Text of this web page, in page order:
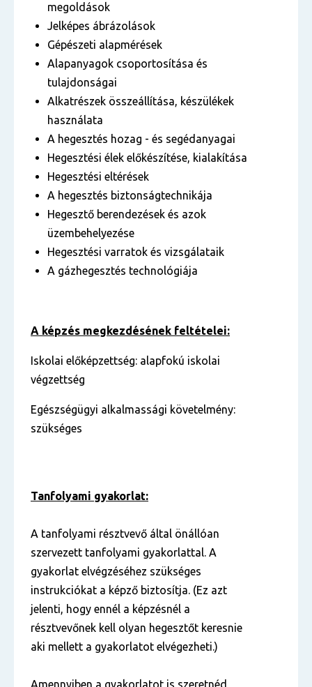
megoldások
Jelképes ábrázolások
Gépészeti alapmérések
Alapanyagok csoportosítása és
tulajdonságai
Alkatrészek összeállítása, készülékek
használata
A hegesztés hozag - és segédanyagai
Hegesztési élek előkészítése, kialakítása
Hegesztési eltérések
A hegesztés biztonságtechnikája
Hegesztő berendezések és azok
üzembehelyezése
Hegesztési varratok és vizsgálataik
A gázhegesztés technológiája
A képzés megkezdésének feltételei:
Iskolai előképzettség: alapfokú iskolai
végzettség
Egészségügyi alkalmassági követelmény:
szükséges
Tanfolyami gyakorlat:
A tanfolyami résztvevő által önállóan
szervezett tanfolyami gyakorlattal. A
gyakorlat elvégzéséhez szükséges
instrukciókat a képző biztosítja. (Ez azt
jelenti, hogy ennél a képzésnél a
résztvevőnek kell olyan hegesztőt keresnie
aki mellett a gyakorlatot elvégezheti.)
Amennyiben a gyakorlatot is szeretnéd